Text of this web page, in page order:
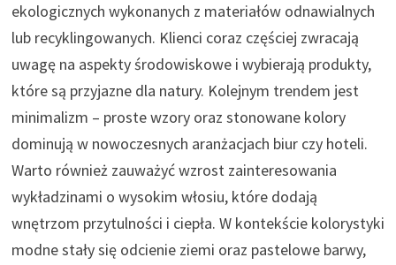
ekologicznych wykonanych z materiałów odnawialnych
lub recyklingowanych. Klienci coraz częściej zwracają
uwagę na aspekty środowiskowe i wybierają produkty,
które są przyjazne dla natury. Kolejnym trendem jest
minimalizm – proste wzory oraz stonowane kolory
dominują w nowoczesnych aranżacjach biur czy hoteli.
Warto również zauważyć wzrost zainteresowania
wykładzinami o wysokim włosiu, które dodają
wnętrzom przytulności i ciepła. W kontekście kolorystyki
modne stały się odcienie ziemi oraz pastelowe barwy,